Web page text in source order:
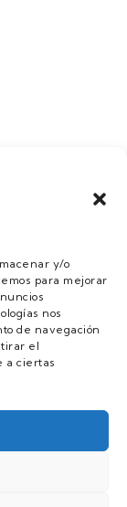
y/o
para mejorar
nos
de navegación
el
a ciertas